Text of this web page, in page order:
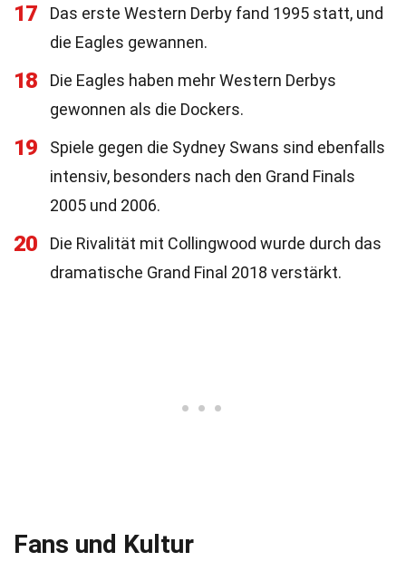
17
Das erste Western Derby fand 1995 statt, und
die Eagles gewannen.
18
Die Eagles haben mehr Western Derbys
gewonnen als die Dockers.
19
Spiele gegen die Sydney Swans sind ebenfalls
intensiv, besonders nach den Grand Finals
2005 und 2006.
20
Die Rivalität mit Collingwood wurde durch das
dramatische Grand Final 2018 verstärkt.
Fans und Kultur